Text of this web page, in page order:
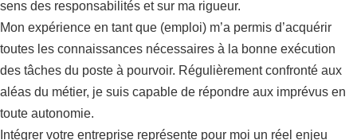
sens des responsabilités et sur ma rigueur.
Mon expérience en tant que (emploi) m’a permis d’acquérir
toutes les connaissances nécessaires à la bonne exécution
des tâches du poste à pourvoir. Régulièrement confronté aux
aléas du métier, je suis capable de répondre aux imprévus en
toute autonomie.
Intégrer votre entreprise représente pour moi un réel enjeu